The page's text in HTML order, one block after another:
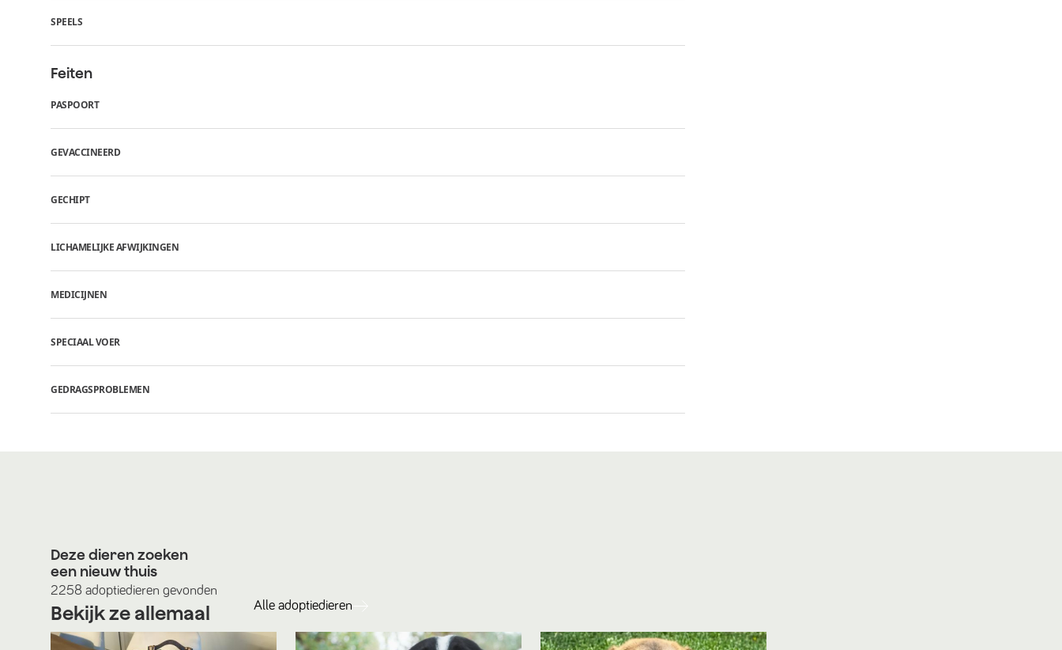
SPEELS
Feiten
PASPOORT
GEVACCINEERD
GECHIPT
LICHAMELIJKE AFWIJKINGEN
MEDICIJNEN
SPECIAAL VOER
GEDRAGSPROBLEMEN
Deze dieren zoeken
een nieuw thuis
2258 adoptiedieren gevonden
Bekijk ze allemaal Alle adoptiedieren